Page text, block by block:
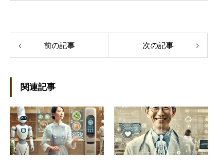
前の記事 次の記事
関連記事